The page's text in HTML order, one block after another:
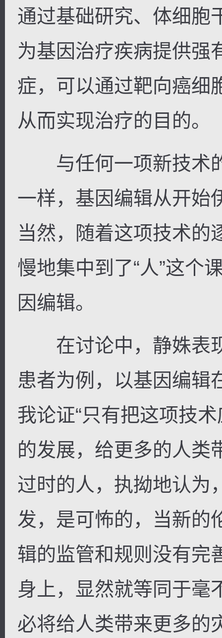
通过基础研究、体细胞
为基因治疗疾病提供强
症，可以通过靶向癌细
从而实现治疗的目的。
与任何一项新技术
一样，基因编辑从开始
当然，随着这项技术的
慢地集中到了“人”这个
因编辑。
在讨论中，静姝表
患者为例，以基因编辑
我论证“只有把这项技
的发展，给更多的人类
过时的人，执拗地认为
发，是可怖的，当新的
辑的监管和规则没有完
身上，显然就等同于毫
必将给人类带来更多的